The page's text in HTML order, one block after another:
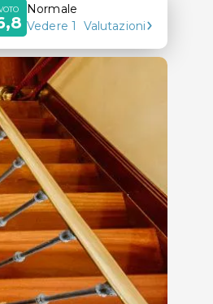
Normale
Vedere 1 Valutazioni